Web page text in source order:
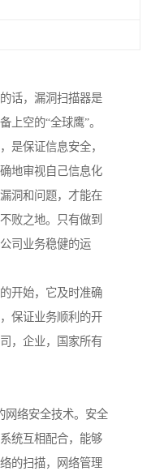
话，漏洞扫描器是
上空的“全球鹰”。
是保证信息安全，
地审视自己信息化
洞和问题，才能在
败之地。只有做到
司业务稳健的运
开始，它及时准确
保证业务顺利的开
，企业，国家所有
网络安全技术。安全
统互相配合，能够
的扫描，网络管理